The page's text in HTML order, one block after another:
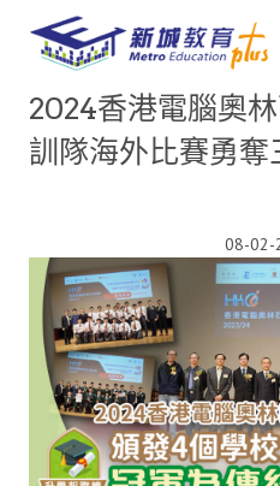
2024香港電腦奧
訓隊海外比賽勇奪
08-02-